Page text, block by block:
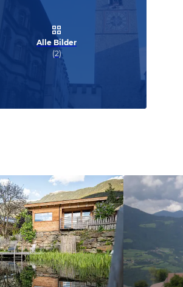
Alle Bilder
(2)